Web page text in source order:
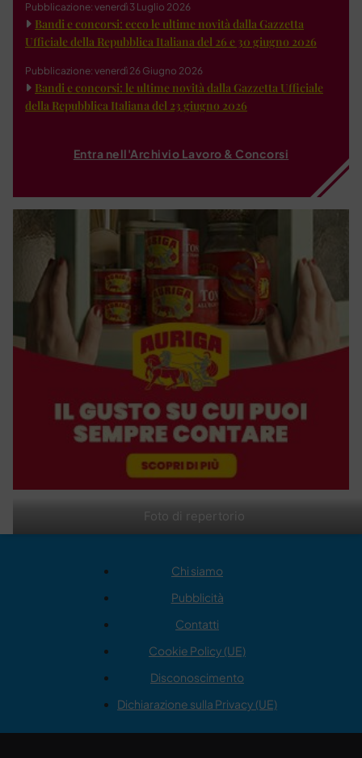
Foto di repertorio
Pubblicazione: venerdì 3 Luglio 2026
Bandi e concorsi: ecco le ultime novità dalla Gazzetta
Ufficiale della Repubblica Italiana del 26 e 30 giugno 2026
Pubblicazione: venerdì 26 Giugno 2026
Bandi e concorsi: le ultime novità dalla Gazzetta Ufficiale
della Repubblica Italiana del 23 giugno 2026
Entra nell'Archivio Lavoro & Concorsi
Chi siamo
Pubblicità
Contatti
Cookie Policy (UE)
Disconoscimento
Dichiarazione sulla Privacy (UE)